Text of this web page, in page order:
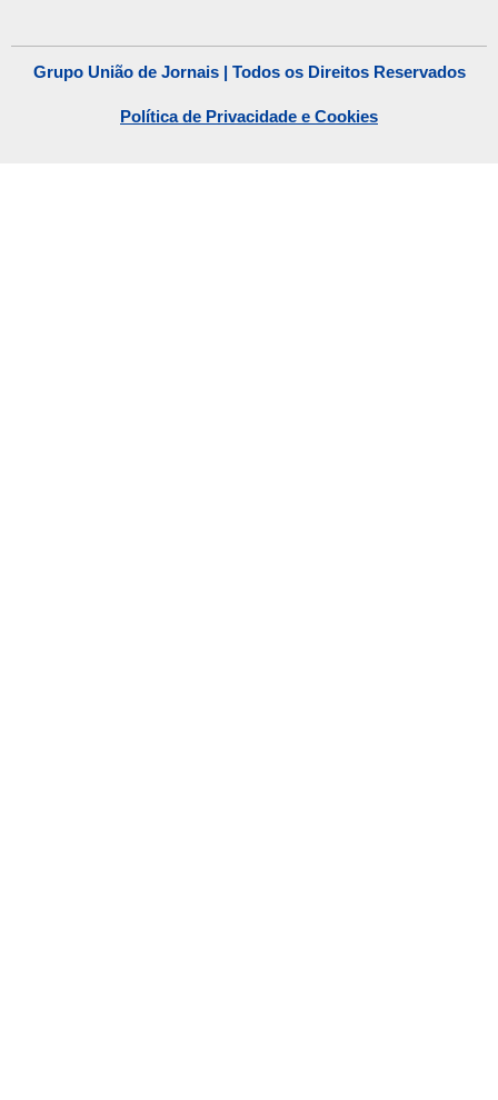
Grupo União de Jornais | Todos os Direitos Reservados
Política de Privacidade e Cookies